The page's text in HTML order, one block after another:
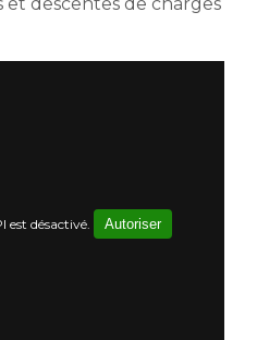
et descentes de charges
est désactivé. Autoriser